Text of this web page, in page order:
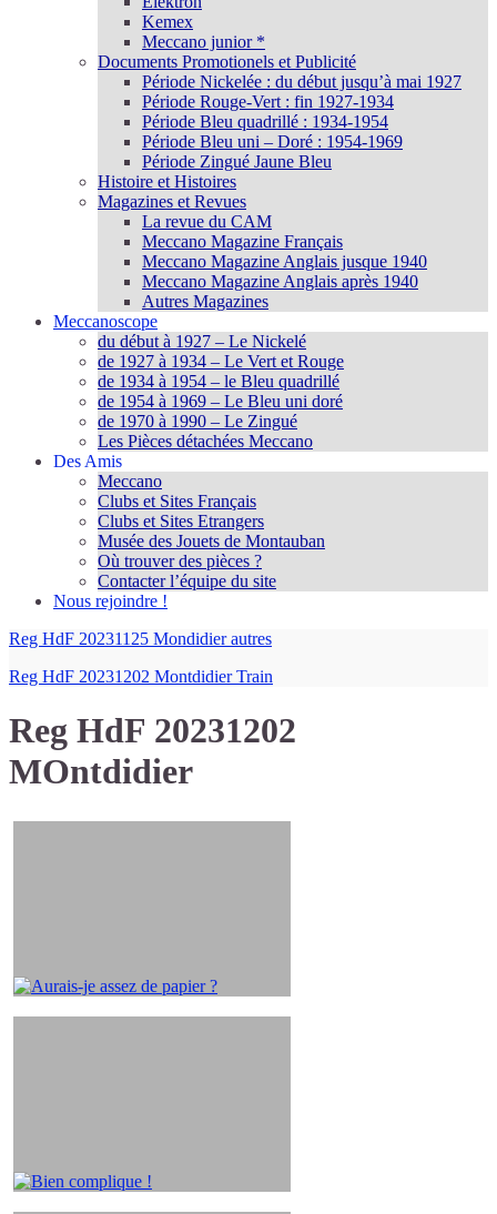
Kemex
Meccano junior *
Documents Promotionels et Publicité
Période Nickelée : du début jusqu’à mai 1927
Période Rouge-Vert : fin 1927-1934
Période Bleu quadrillé : 1934-1954
Période Bleu uni – Doré : 1954-1969
Période Zingué Jaune Bleu
Histoire et Histoires
Magazines et Revues
La revue du CAM
Meccano Magazine Français
Meccano Magazine Anglais jusque 1940
Meccano Magazine Anglais après 1940
Autres Magazines
Meccanoscope
du début à 1927 – Le Nickelé
de 1927 à 1934 – Le Vert et Rouge
de 1934 à 1954 – le Bleu quadrillé
de 1954 à 1969 – Le Bleu uni doré
de 1970 à 1990 – Le Zingué
Les Pièces détachées Meccano
Des Amis
Meccano
Clubs et Sites Français
Clubs et Sites Etrangers
Musée des Jouets de Montauban
Où trouver des pièces ?
Contacter l’équipe du site
Nous rejoindre !
Reg HdF 20231125 Mondidier autres
Reg HdF 20231202 Montdidier Train
Reg HdF 20231202
MOntdidier